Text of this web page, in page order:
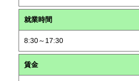
就業時間
8:30～17:30
賃金